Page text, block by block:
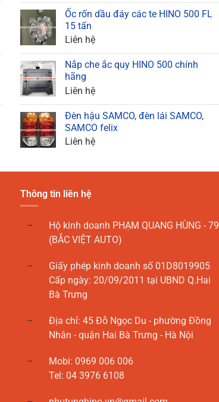
Ốc rốn dầu đáy các te HINO 500 FL
15 tấn
Liên hệ
Nắp che ắc quy HINO 500 chính
hãng
Liên hệ
Đèn hậu SAMCO, đèn lái SAMCO,
SAMCO felix
Liên hệ
Thông tin liên hệ
Hộ kinh doanh PHẠM QUANG HÙNG - 79
(BẮC VIỆT AUTO)
Giấy phép kinh doanh số 01D8019905
Cấp ngày: 20/09/2011 tại UBND Q.Hai
Bà Trưng
Địa chỉ: 45 Đỗ Ngọc Du - phường Đồng
Nhân - quận Hai Bà Trưng - Hà Nội
Mobi: 0969 006 006
Tel: 04 3976 6108